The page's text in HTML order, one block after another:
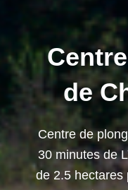
de
Centre de
30 minutes de
de 2.5 hectares